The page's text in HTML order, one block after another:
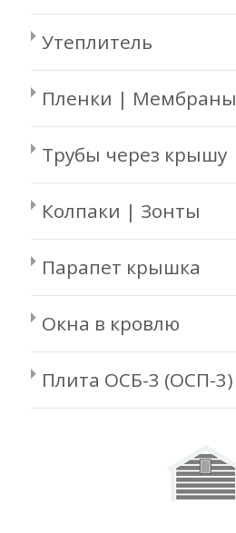
Утеплитель
Пленки | Мембраны
Трубы через крышу
Колпаки | Зонты
Парапет крышка
Окна в кровлю
Плита ОСБ-3 (ОСП-3)